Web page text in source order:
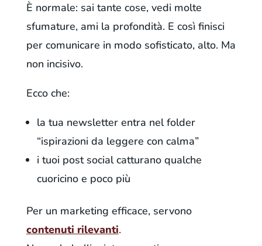
È normale: sai tante cose, vedi molte
sfumature, ami la profondità. E così finisci
per comunicare in modo sofisticato, alto. Ma
non incisivo.
Ecco che:
la tua newsletter entra nel folder
“ispirazioni da leggere con calma”
i tuoi post social catturano qualche
cuoricino e poco più
Per un marketing efficace, servono
contenuti rilevanti.